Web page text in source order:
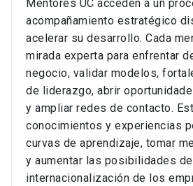
Mentores UC acceden a un
acompañamiento estratégico
acelerar su desarrollo. Cada
mirada experta para enfrentar
negocio, validar modelos,
de liderazgo, abrir
y ampliar redes de contacto.
conocimientos y experiencias
curvas de aprendizaje, tomar
y aumentar las posibilidades
internacionalización de los